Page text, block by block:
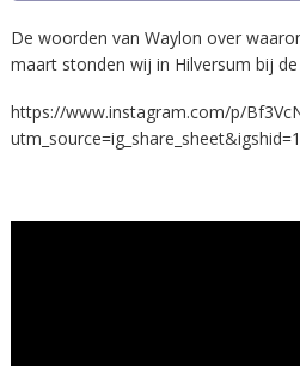
De woorden van Waylon over
maart stonden wij in Hilversum bij
https://www.instagram.com/p/